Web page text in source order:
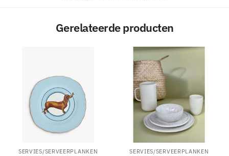
Gerelateerde producten
SERVIES/SERVEERPLANKEN SERVIES/SERVEERPLANKEN